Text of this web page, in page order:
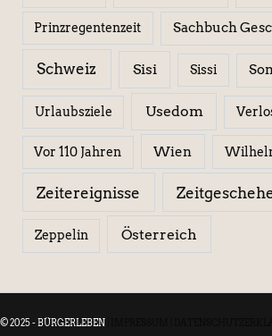
Prinzregentenzeit Sachbuch
Schweiz Sisi Sissi
Urlaubsziele Usedom
Vor 110 Jahren Wien
Zeitereignisse
Zeppelin Österreich
© 2025 - BÜRGERLEBEN